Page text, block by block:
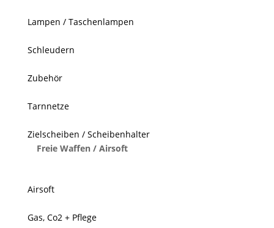
Lampen / Taschenlampen
Schleudern
Zubehör
Tarnnetze
Zielscheiben / Scheibenhalter
Freie Waffen / Airsoft
Airsoft
Gas, Co2 + Pflege